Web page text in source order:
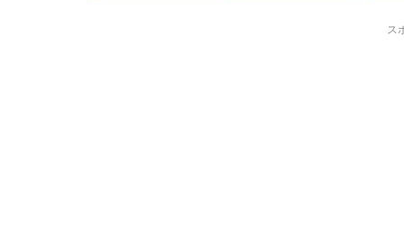
ス